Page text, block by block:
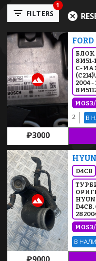
FILTERS
1
FORD
БЛОК
C-
2004 -
2 В
₽3000
D4CB
В